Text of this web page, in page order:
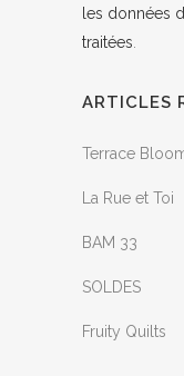
les données
traitées
ARTICLES
Terrace
La Rue et Toi
BAM 33
SOLDES
Fruity Quilts